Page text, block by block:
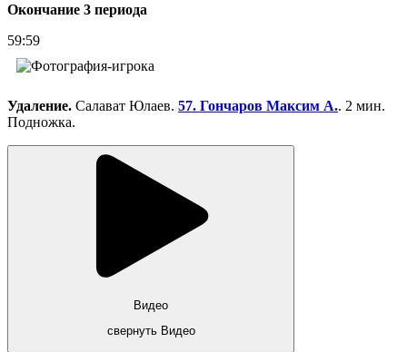
Окончание 3 периода
59:59
Удаление. Салават Юлаев. 57. Гончаров Максим А.. 2 мин.
Подножка.
Видео
свернуть Видео